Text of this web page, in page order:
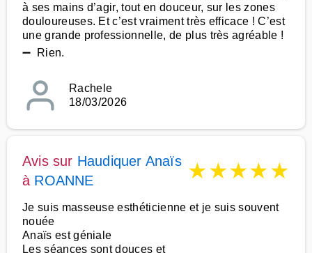
à ses mains d’agir, tout en douceur, sur les zones
douloureuses. Et c’est vraiment très efficace ! C’est
une grande professionnelle, de plus très agréable !
➖ Rien.
Rachele
18/03/2026
Avis sur Haudiquer Anaïs
à ROANNE ★★★★★
Je suis masseuse esthéticienne et je suis souvent
nouée
Anaïs est géniale
Les séances sont douces et